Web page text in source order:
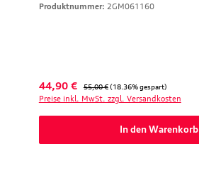
Produktnummer: 2GM061160
Verkaufspreis:
44,90 € Regulärer Preis:
55,00 € (18.36% gespart)
Preise inkl. MwSt. zzgl. Versandkosten
In den Warenkorb